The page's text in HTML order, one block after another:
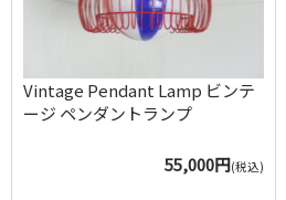
Vintage Pendant Lamp ビンテ
ージ ペンダントランプ
55,000円(税込)